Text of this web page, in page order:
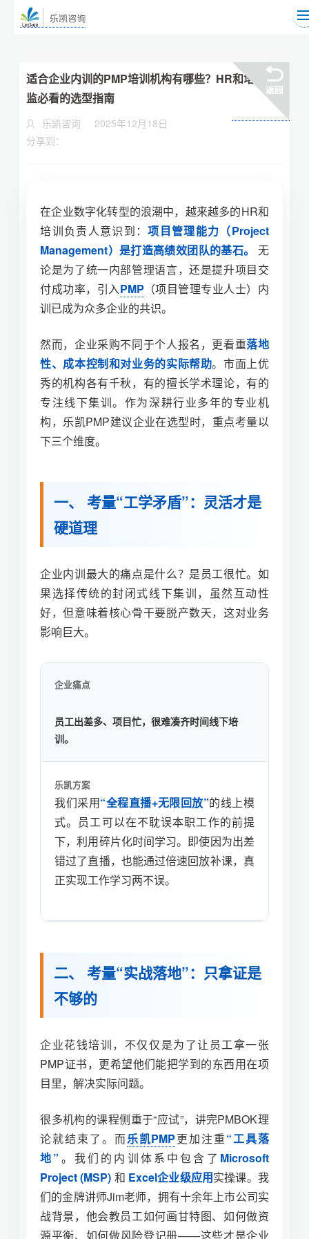
适合企业内训的PMP培训机构有哪些？HR和培训总
监必看的选型指南
乐凯咨询
2025年12月18日
分享到：
在企业数字化转型的浪潮中，越来越多的HR和
培训负责人意识到：项目管理能力（Project
Management）是打造高绩效团队的基石。
无
论是为了统一内部管理语言，还是提升项目交
付成功率，引入PMP （项目管理专业人士）内
训已成为众多企业的共识。
然而，企业采购不同于个人报名，更看重落地
性、成本控制和对业务的实际帮助。市面上优
秀的机构各有千秋，有的擅长学术理论，有的
专注线下集训。作为深耕行业多年的专业机
构，乐凯PMP建议企业在选型时，重点考量以
下三个维度。
一、 考量“工学矛盾”：灵活才是
硬道理
企业内训最大的痛点是什么？是员工很忙。如
果选择传统的封闭式线下集训，虽然互动性
好，但意味着核心骨干要脱产数天，这对业务
影响巨大。
企业痛点
员工出差多、项目忙，很难凑齐时间线下培
训。
乐凯方案
我们采用“全程直播+无限回放”的线上模
式。员工可以在不耽误本职工作的前提
下，利用碎片化时间学习。即使因为出差
错过了直播，也能通过倍速回放补课，真
正实现工作学习两不误。
二、 考量“实战落地”：只拿证是
不够的
企业花钱培训，不仅仅是为了让员工拿一张
PMP证书，更希望他们能把学到的东西用在项
目里，解决实际问题。
很多机构的课程侧重于“应试”，讲完PMBOK理
论就结束了。而乐凯PMP更加注重“工具落
地” 。我们的内训体系中包含了 Microsoft
Project (MSP) 和 Excel企业级应用实操课。我
们的金牌讲师Jim老师，拥有十余年上市公司实
战背景，他会教员工如何画甘特图、如何做资
源平衡、如何做风险登记册——这些才是企业